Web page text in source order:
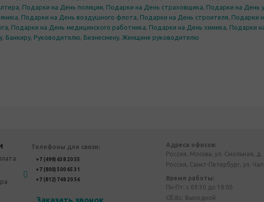
, Подарки на День полиции, Подарки на День страховщика, Подарки на День
, Подарки на День воздушного флота, Подарки на День строителя, Подарки
, Подарки на День медицинского работника, Подарки на День химика, Подарки
, Банкиру, Руководителю, Бизнесмену, Женщине руководителю
Телефоны для связи:
+7 (499) 638 20 55
+7 (800) 500 65 31
+7 (812) 748 20 56
Заказать звонок
Адреса офисов:
Россия, Москва, ул. Смольная, д.
Россия, Санкт-Петербург, ул.
Время работы:
Пн-Пт: с 09:30 до 18:00
Сб,Вс: Выходной